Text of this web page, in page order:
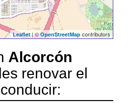
Leaflet| ©OpenStreetMap contributors
Alcorcón
renovar el